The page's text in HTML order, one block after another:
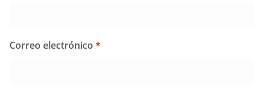
Correo electrónico *